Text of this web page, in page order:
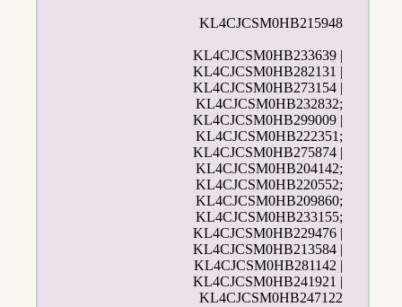
KL4CJCSM0HB215948
KL4CJCSM0HB233639 |
KL4CJCSM0HB282131 |
KL4CJCSM0HB273154 |
KL4CJCSM0HB232832;
KL4CJCSM0HB299009 |
KL4CJCSM0HB222351;
KL4CJCSM0HB275874 |
KL4CJCSM0HB204142;
KL4CJCSM0HB220552;
KL4CJCSM0HB209860;
KL4CJCSM0HB233155;
KL4CJCSM0HB229476 |
KL4CJCSM0HB213584 |
KL4CJCSM0HB281142 |
KL4CJCSM0HB241921 |
KL4CJCSM0HB247122